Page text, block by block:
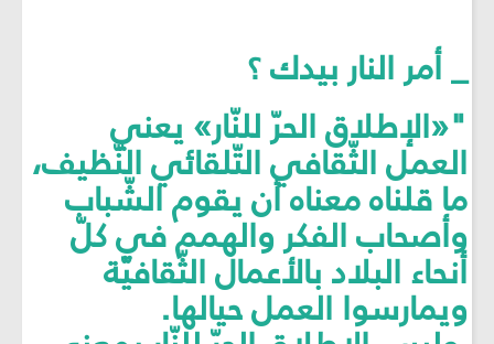
_ أمر النار بيدك ؟
"«الإطلاق الحرّ للنّار» يعني
العمل الثّقافي التّلقائي النّظيف،
ما قلناه معناه أن يقوم الشّباب
وأصحاب الفكر والهمم في كلّ
أنحاء البلاد بالأعمال الثّقافيّة
ويمارسوا العمل حيالها.